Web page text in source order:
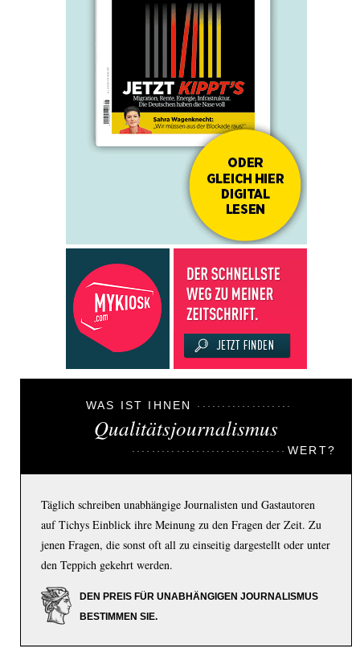
WAS IST IHNEN
Qualitätsjournalismus
WERT?
Täglich schreiben unabhängige Journalisten und Gastautoren
auf Tichys Einblick ihre Meinung zu den Fragen der Zeit. Zu
jenen Fragen, die sonst oft all zu einseitig dargestellt oder unter
den Teppich gekehrt werden.
DEN PREIS FÜR UNABHÄNGIGEN JOURNALISMUS
BESTIMMEN SIE.